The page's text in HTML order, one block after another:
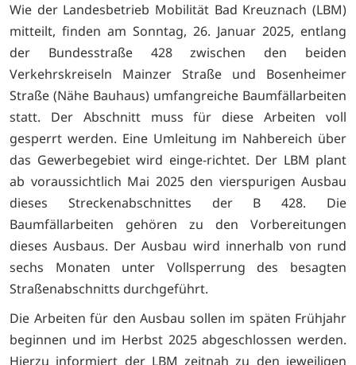
Wie der Landesbetrieb Mobilität Bad Kreuznach (LBM)
mitteilt, finden am Sonntag, 26. Januar 2025, entlang
der Bundesstraße 428 zwischen den beiden
Verkehrskreiseln Mainzer Straße und Bosenheimer
Straße (Nähe Bauhaus) umfangreiche Baumfällarbeiten
statt. Der Abschnitt muss für diese Arbeiten voll
gesperrt werden. Eine Umleitung im Nahbereich über
das Gewerbegebiet wird einge-richtet. Der LBM plant
ab voraussichtlich Mai 2025 den vierspurigen Ausbau
dieses Streckenabschnittes der B 428. Die
Baumfällarbeiten gehören zu den Vorbereitungen
dieses Ausbaus. Der Ausbau wird innerhalb von rund
sechs Monaten unter Vollsperrung des besagten
Straßenabschnitts durchgeführt.
Die Arbeiten für den Ausbau sollen im späten Frühjahr
beginnen und im Herbst 2025 abgeschlossen werden.
Hierzu informiert der LBM zeitnah zu den jeweiligen